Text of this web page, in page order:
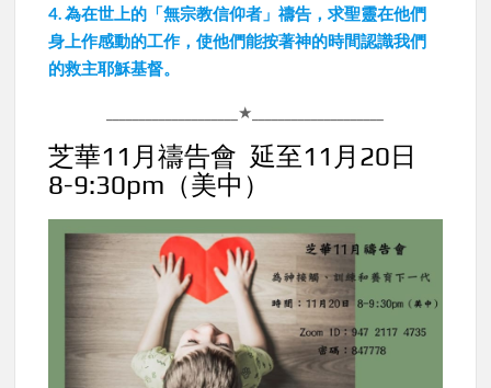
4. 為在世上的「無宗教信仰者」禱告，求聖靈在他們
身上作感動的工作，使他們能按著神的時間認識我們
的救主耶穌基督。
____________________★____________________
芝華11月禱告會 延至11月20日
8-9:30pm（美中）